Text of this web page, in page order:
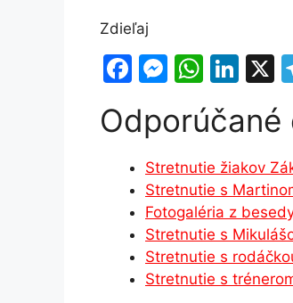
Zdieľaj
F
c
e
b
o
o
k
M
s
s
e
n
g
er
W
at
s
A
p
p
Li
k
e
dI
n
X
Odporúčané
Stretnutie žiakov
Stretnutie s
Fotogaléria z
Stretnutie s
Stretnutie s
Stretnutie s